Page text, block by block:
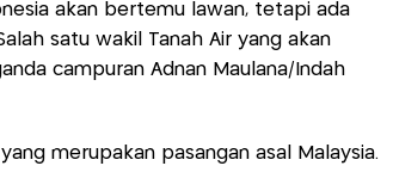
akan bertemu lawan, tetapi ada
satu wakil Tanah Air yang akan
campuran Adnan Maulana/Indah
merupakan pasangan asal Malaysia.